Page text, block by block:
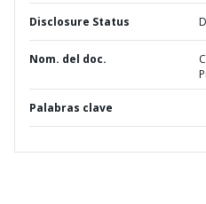
Disclosure Status
Nom. del doc.
Palabras clave